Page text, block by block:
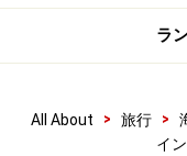
シプラ島のトゥア
ら船で10分足らず
ト。メンタワイの
ラ
All About > 旅行 >
イ